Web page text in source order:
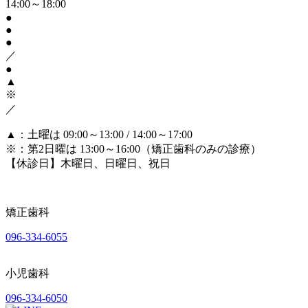
14:00～18:00
●
●
●
／
●
▲
※
／
▲
：土曜は 09:00～13:00 / 14:00～17:00
※ ：第2日曜は 13:00～16:00（矯正歯科のみの診療）
【休診日】木曜日、日曜日、祝日
矯正歯科
096-334-6055
小児歯科
096-334-6050